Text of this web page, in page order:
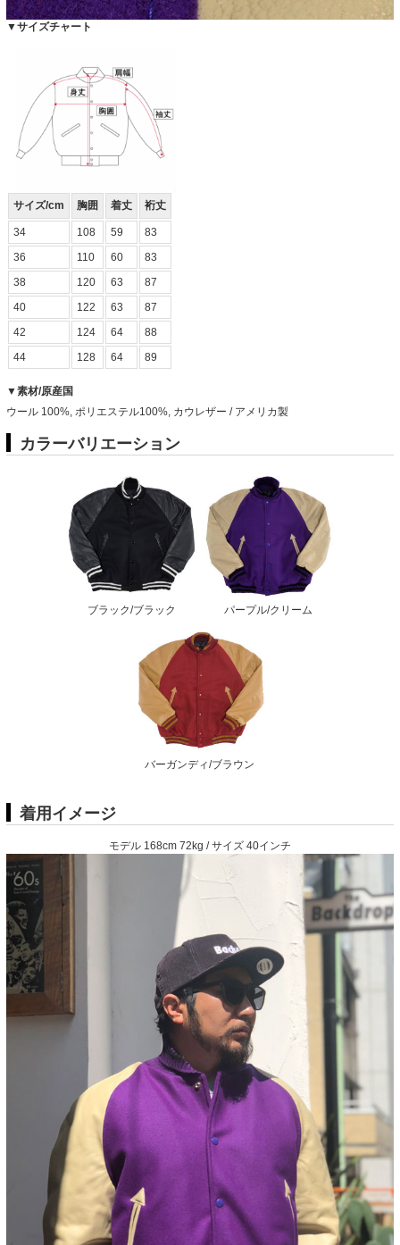
▼サイズチャート
サイズ/cm 胸囲 着丈 裄丈
34 108 59
83
36
110 60
83
38
120 63
87
40
122 63
87
42
124 64
88
44
128 64 89
▼素材/原産国
ウール 100%, ポリエステル100%, カウレザー / アメリカ製
カラーバリエーション
ブラック/ブラック パープル/クリーム
バーガンディ/ブラウン
着用イメージ
モデル 168cm 72kg / サイズ 40インチ